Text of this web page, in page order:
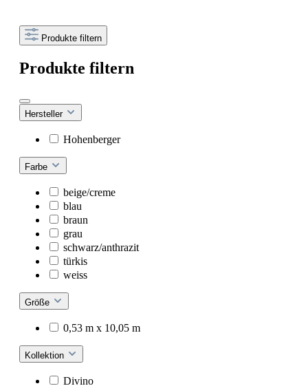
Produkte filtern
Produkte filtern
Hersteller
Hohenberger
Farbe
beige/creme
blau
braun
grau
schwarz/anthrazit
türkis
weiss
Größe
0,53 m x 10,05 m
Kollektion
Divino